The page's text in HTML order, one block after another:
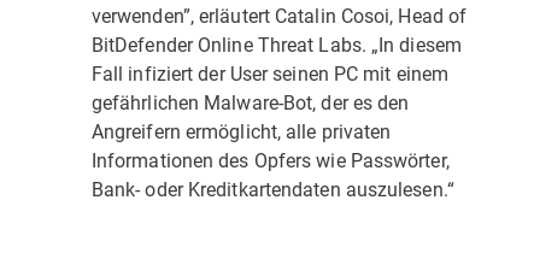
verwenden”, erläutert Catalin Cosoi, Head of
BitDefender Online Threat Labs. „In diesem
Fall infiziert der User seinen PC mit einem
gefährlichen Malware-Bot, der es den
Angreifern ermöglicht, alle privaten
Informationen des Opfers wie Passwörter,
Bank- oder Kreditkartendaten auszulesen.“